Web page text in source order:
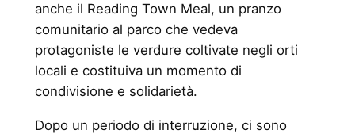
anche il Reading Town Meal, un pranzo
comunitario al parco che vedeva
protagoniste le verdure coltivate negli orti
locali e costituiva un momento di
condivisione e solidarietà.
Dopo un periodo di interruzione, ci sono